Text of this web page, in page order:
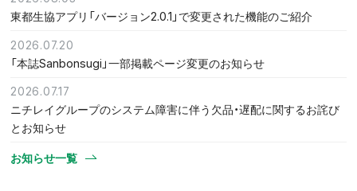
東都生協アプリ「バージョン2.0.1」で変更された機能のご紹介
2026.07.20
「本誌Sanbonsugi」一部掲載ページ変更のお知らせ
2026.07.17
ニチレイグループのシステム障害に伴う欠品・遅配に関するお詫び
とお知らせ
お知らせ一覧